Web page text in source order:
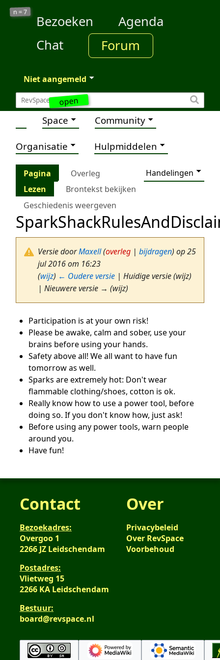
open
n =7
Bezoeken
Agenda
Chat
Forum
Niet aangemeld
Space Community
Organisatie Hulpmiddelen
Pagina Overleg
Handelingen
Lezen
Brontekst bekijken
Geschiedenis weergeven
Versie doorMaxell(overleg | bijdragen) op 25
jul 2016 om 16:23
(wijz) ← Oudere versie | Huidige versie (wijz)
| Nieuwere versie → (wijz)
Participation is at your own risk!
Please be awake, calm and sober, use your
brains before using your hands.
Safety above all! We all want to have fun
tomorrow as well.
Sparks are extremely hot: Don't wear
flammable clothing/shoes, cotton is ok.
Really know how to use a power tool, before
doing so. If you don't know how, just ask!
Before using any power tools, warn people
around you.
Have fun!
Contact
Bezoekadres:
Overgoo 1
2266 JZ Leidschendam
Postadres:
Vlietweg 15
2266 KA Leidschendam
Bestuur:
board@revspace.nl
Over
Privacybeleid
Over RevSpace
Voorbehoud